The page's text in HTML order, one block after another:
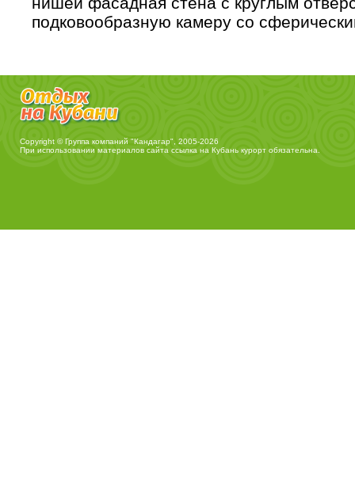
подковообразную камеру со
Copyright © Группа компаний "Кандагар", 2005-2026
При использовании материалов сайта ссылка на Кубань курорт обязательна.